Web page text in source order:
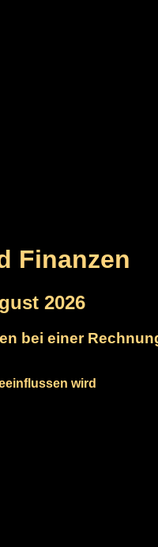
Finanzen
2026
bei einer
wird